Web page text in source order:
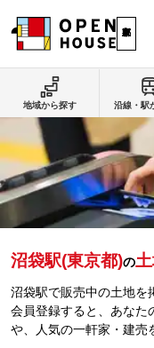
沼袋駅(東京都)の
沼袋駅で販売中の土地を
会員登録すると、あなた
や、人気の一軒家・建売
地域から探す 沿線・駅